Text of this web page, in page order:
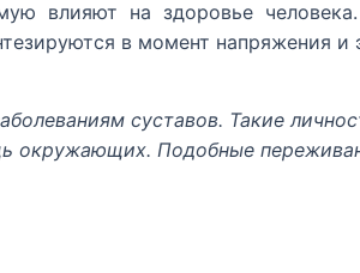
влияют на здоровье
в момент напряжения
суставов. Такие
Подобные